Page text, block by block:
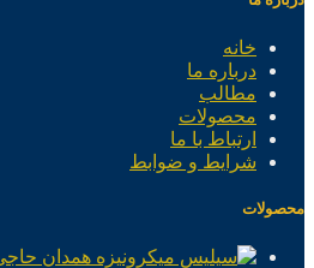
خانه
درباره ما
مطالب
محصولات
ارتباط با ما
شرایط و ضوابط
محصولات